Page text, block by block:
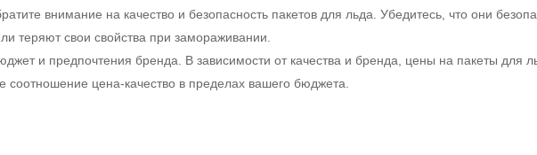
внимание на качество и безопасность пакетов для льда. Убедитесь, что они
теряют свои свойства при замораживании.
и предпочтения бренда. В зависимости от качества и бренда, цены на пакеты для
соотношение цена-качество в пределах вашего бюджета.